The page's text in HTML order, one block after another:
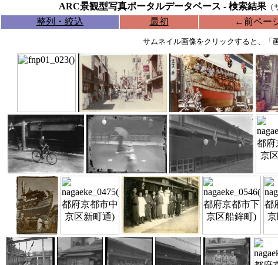
ARC景観型写真ポータルデータベース - 検索結果（
整列・絞込 最初 ←前ペー
サムネイル画像をクリックすると、「